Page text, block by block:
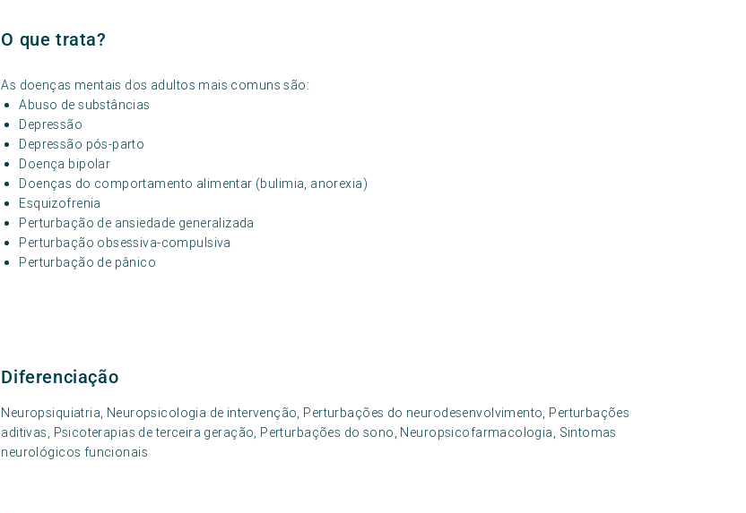
O que trata?
As doenças mentais dos adultos mais comuns são:
Abuso de substâncias
Depressão
Depressão pós-parto
Doença bipolar
Doenças do comportamento alimentar (bulimia, anorexia)
Esquizofrenia
Perturbação de ansiedade generalizada
Perturbação obsessiva-compulsiva
Perturbação de pânico
Diferenciação
Neuropsiquiatria, Neuropsicologia de intervenção, Perturbações do neurodesenvolvimento, Perturbações
aditivas, Psicoterapias de terceira geração, Perturbações do sono, Neuropsicofarmacologia, Sintomas
neurológicos funcionais